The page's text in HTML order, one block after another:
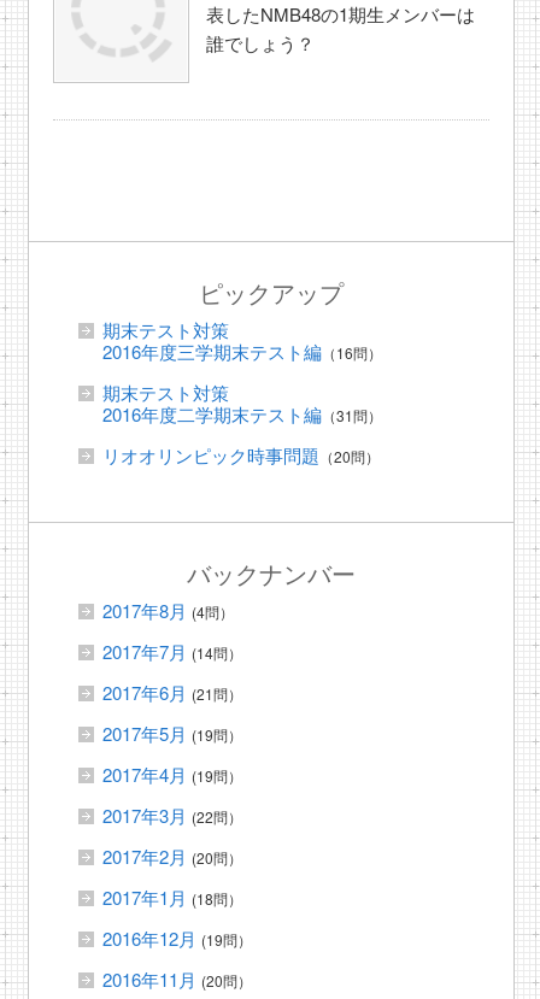
表したNMB48の1期生メンバーは
誰でしょう？
ピックアップ
期末テスト対策
2016年度三学期末テスト編（16問）
期末テスト対策
2016年度二学期末テスト編（31問）
リオオリンピック時事問題 （20問）
バックナンバー
2017年8月 (4問）
2017年7月 (14問）
2017年6月 (21問）
2017年5月 (19問）
2017年4月 (19問）
2017年3月 (22問）
2017年2月 (20問）
2017年1月 (18問）
2016年12月 (19問）
2016年11月 (20問）